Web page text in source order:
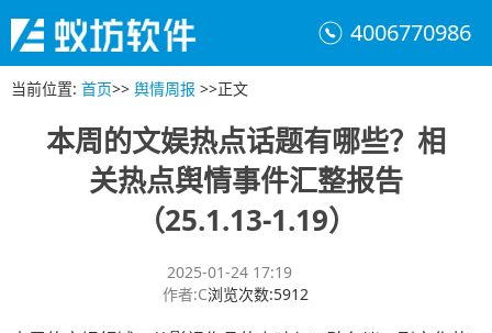
4006770986
当前位置: 首页>> 舆情周报 >>正文
本周的文娱热点话题有哪些？相
关热点舆情事件汇整报告
（25.1.13-1.19）
2025-01-24 17:19
作者:C浏览次数:5912